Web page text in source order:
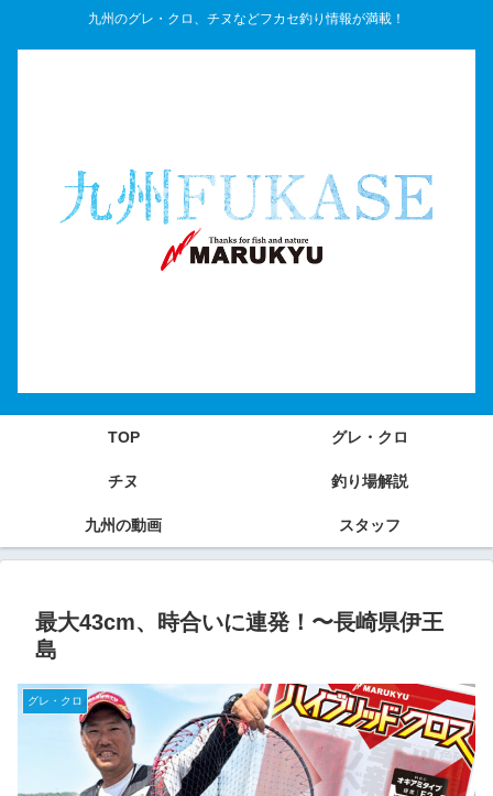
九州のグレ・クロ、チヌなどフカセ釣り情報が満載！
TOP グレ・クロ
チヌ 釣り場解説
九州の動画 スタッフ
最大43cm、時合いに連発！〜長崎県伊王
島
グレ・クロ